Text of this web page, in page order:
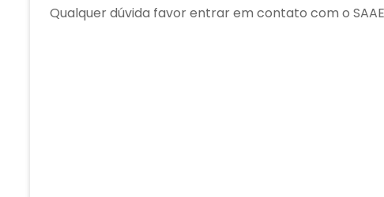
–
Qualquer dúvida favor entrar em contato com o